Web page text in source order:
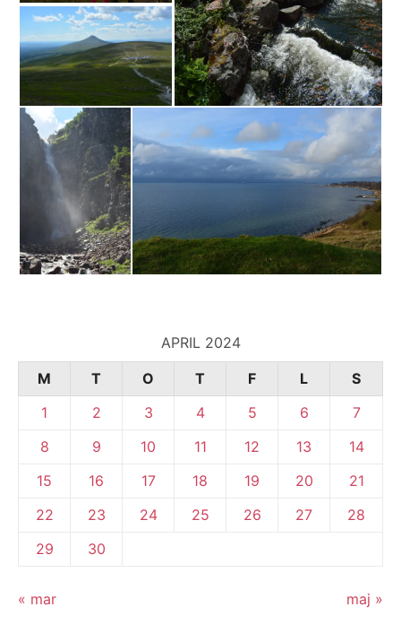
APRIL 2024
M
T O T F L
S
1
2 3 4 5 6
7
8
9 10 11 12 13
14
15
16 17 18 19 20
21
22
23 24 25 26 27
28
29
30
« mar maj »